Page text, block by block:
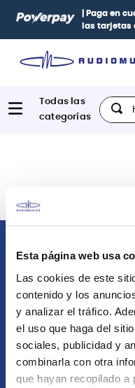
Esta página web usa
Las cookies de este
contenido y los
y analizar el tráfico.
el uso que haga del
sociales, publicidad y
combinarla con otra
que hayan recopilado a
| Paga en
las tarjetas
Hola,
Comunícate con
Atención Postventa
+51 958418476
Asesoría Online
+51 977624112
Acerca de Nosotros